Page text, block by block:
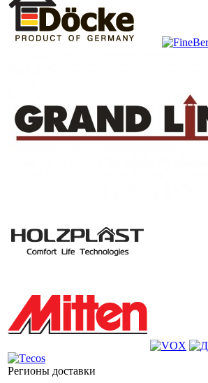
Регионы доставки